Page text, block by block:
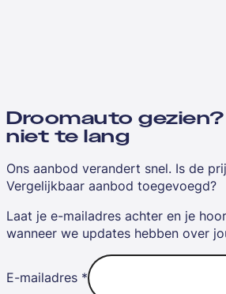
Droomauto
niet te lang
Ons aanbod verandert snel. Is de
Vergelijkbaar aanbod toegevoegd?
Laat je e-mailadres achter en je
wanneer we updates hebben over
E-mailadres *